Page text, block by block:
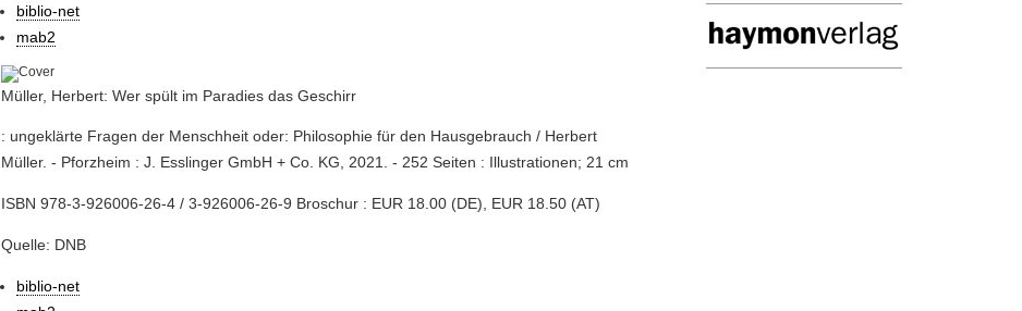
biblio-net
mab2
Müller, Herbert: Wer spült im Paradies das Geschirr
: ungeklärte Fragen der Menschheit oder: Philosophie für den Hausgebrauch / Herbert
Müller. - Pforzheim : J. Esslinger GmbH + Co. KG, 2021. - 252 Seiten : Illustrationen; 21 cm
ISBN 978-3-926006-26-4 / 3-926006-26-9 Broschur : EUR 18.00 (DE), EUR 18.50 (AT)
Quelle: DNB
biblio-net